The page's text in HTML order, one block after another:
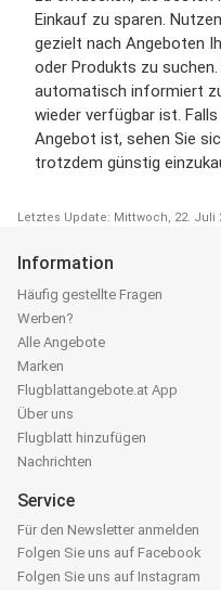
Einkauf zu sparen.
gezielt nach Angeboten
oder Produkts zu
automatisch informiert
wieder verfügbar ist.
Angebot ist, sehen Sie
trotzdem günstig
Letztes Update: Mittwoch, 22. Juli
Information
Häufig gestellte Fragen
Werben?
Alle Angebote
Marken
Flugblattangebote.at App
Über uns
Flugblatt hinzufügen
Nachrichten
Service
Für den Newsletter anmelden
Folgen Sie uns auf Facebook
Folgen Sie uns auf Instagram